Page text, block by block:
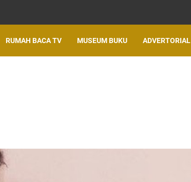
RUMAH BACA TV MUSEUM BUKU ADVERTORIAL